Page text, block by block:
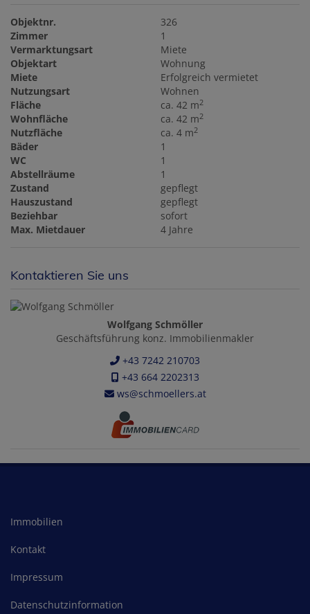
Objektnr.
326
Zimmer
1
Vermarktungsart
Miete
Objektart
Wohnung
Miete
Erfolgreich vermietet
Nutzungsart
Wohnen
Fläche
ca. 42 m2
Wohnfläche ca. 42 m2
Nutzfläche ca. 4 m2
Bäder
1
WC
1
Abstellräume
1
Zustand
gepflegt
Hauszustand
gepflegt
Beziehbar
sofort
Max. Mietdauer
4 Jahre
Kontaktieren Sie uns
Wolfgang Schmöller
Geschäftsführung konz. Immobilienmakler
+43 7242 210703
+43 664 2202313
ws@schmoellers.at
Immobilien
Kontakt
Impressum
Datenschutzinformation